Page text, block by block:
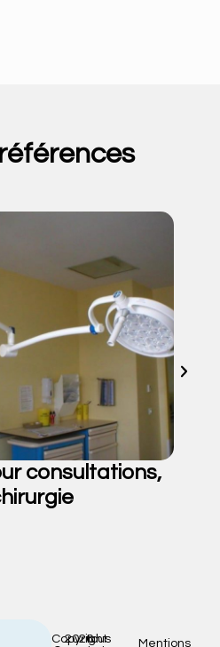
consultations,
Copyright
2026tous
Mentions